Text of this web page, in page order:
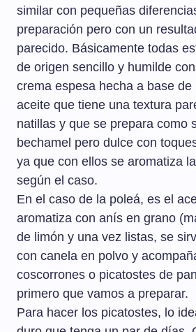
similar con pequeñas
preparación pero con un
parecido. Básicamente todas
de origen sencillo y humilde
crema espesa hecha a base
aceite que tiene una textura
natillas y que se prepara como
bechamel pero dulce con
ya que con ellos se aromatiza
según el caso.
En el caso de la poleá, es el
aromatiza con anís en grano
de limón y una vez listas, se
con canela en polvo y
coscorrones o picatostes de
primero que vamos a preparar.
Para hacer los picatostes, lo